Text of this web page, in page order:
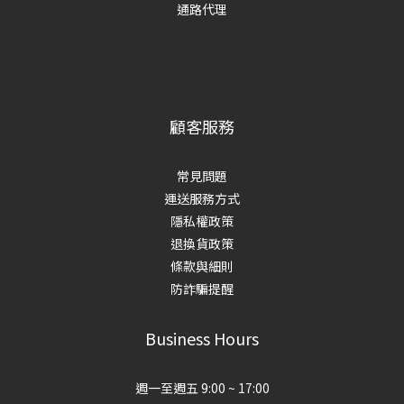
通路代理
顧客服務
常見問題
運送服務方式
隱私權政策
退換貨政策
條款與細則
防詐騙提醒
Business Hours
週一至週五 9:00 ~ 17:00